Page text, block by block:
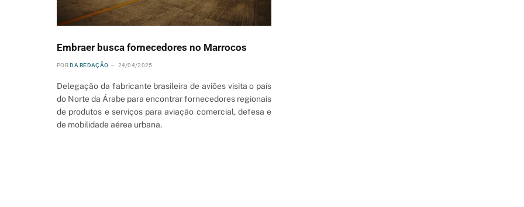
Embraer busca fornecedores no Marrocos
POR DA REDAÇÃO 24/04/2025
Delegação da fabricante brasileira de aviões visita o país
do Norte da Árabe para encontrar fornecedores regionais
de produtos e serviços para aviação comercial, defesa e
de mobilidade aérea urbana.